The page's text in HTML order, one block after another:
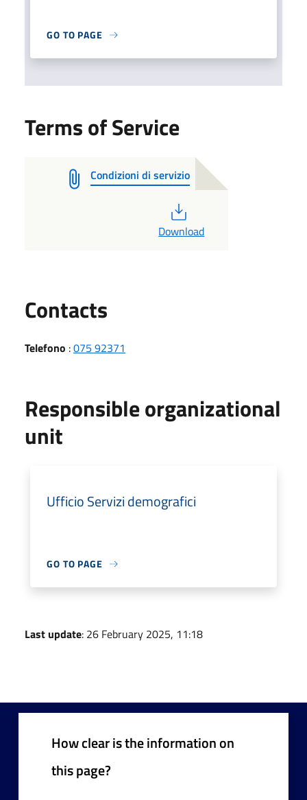
GO TO PAGE
Terms of Service
Condizioni di servizio
Download
Contacts
Telefono :075 92371
Responsible organizational
unit
Ufficio Servizi demografici
GO TO PAGE
Last update: 26 February 2025, 11:18
How clear is the information on
this page?